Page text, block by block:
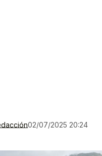
02/07/2025 20:24